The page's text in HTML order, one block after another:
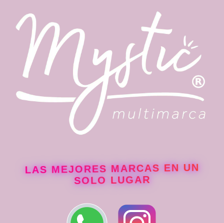
LAS MEJORES MARCAS EN UN
SOLO LUGAR